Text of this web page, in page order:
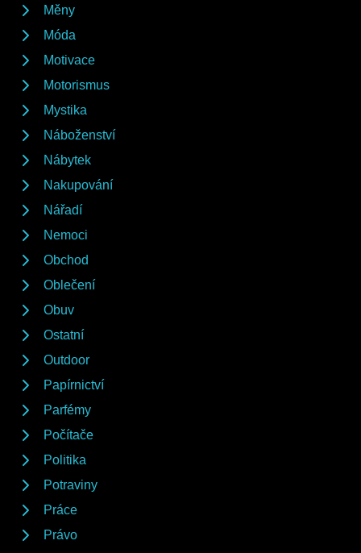
Měny
Móda
Motivace
Motorismus
Mystika
Náboženství
Nábytek
Nakupování
Nářadí
Nemoci
Obchod
Oblečení
Obuv
Ostatní
Outdoor
Papírnictví
Parfémy
Počítače
Politika
Potraviny
Práce
Právo